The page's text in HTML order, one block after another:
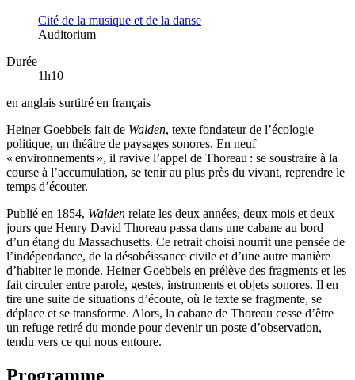
Cité de la musique et de la danse
Auditorium
Durée
1h10
en anglais surtitré en français
Heiner Goebbels fait de Walden, texte fondateur de l’écologie
politique, un théâtre de paysages sonores. En neuf
« environnements », il ravive l’appel de Thoreau : se soustraire à la
course à l’accumulation, se tenir au plus près du vivant, reprendre le
temps d’écouter.
Publié en 1854, Walden relate les deux années, deux mois et deux
jours que Henry David Thoreau passa dans une cabane au bord
d’un étang du Massachusetts. Ce retrait choisi nourrit une pensée de
l’indépendance, de la désobéissance civile et d’une autre manière
d’habiter le monde. Heiner Goebbels en prélève des fragments et les
fait circuler entre parole, gestes, instruments et objets sonores. Il en
tire une suite de situations d’écoute, où le texte se fragmente, se
déplace et se transforme. Alors, la cabane de Thoreau cesse d’être
un refuge retiré du monde pour devenir un poste d’observation,
tendu vers ce qui nous entoure.
Programme